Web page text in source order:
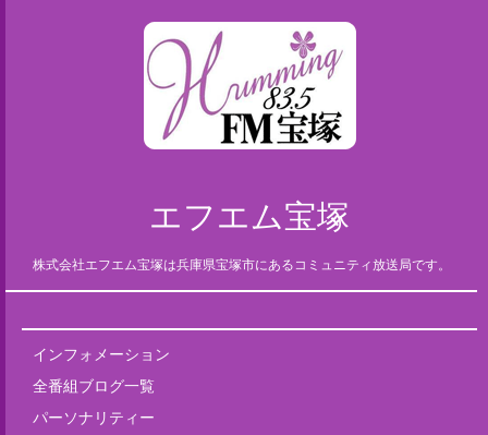
エフエム宝塚
株式会社エフエム宝塚は兵庫県宝塚市にあるコミュニティ放送局です。
インフォメーション
全番組ブログ一覧
パーソナリティー